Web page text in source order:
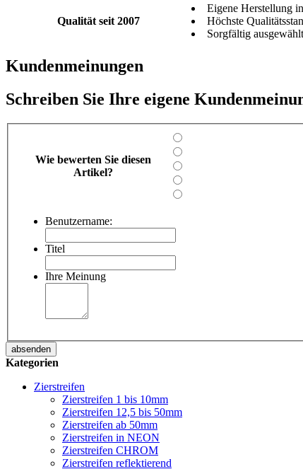
Qualität seit 2007
Eigene Herstellung
Höchste
Sorgfältig
Kundenmeinungen
Schreiben Sie Ihre eigene
Wie bewerten Sie diesen
Artikel?
Benutzername:
Titel
Ihre Meinung
absenden
Kategorien
Zierstreifen
Zierstreifen 1 bis 10mm
Zierstreifen 12,5 bis 50mm
Zierstreifen ab 50mm
Zierstreifen in NEON
Zierstreifen CHROM
Zierstreifen reflektierend